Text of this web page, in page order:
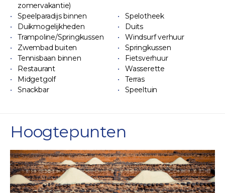
zomervakantie)
Speelparadijs binnen
Spelotheek
Duikmogelijkheden
Duits
Trampoline/Springkussen
Windsurf verhuur
Zwembad buiten
Springkussen
Tennisbaan binnen
Fietsverhuur
Restaurant
Wasserette
Midgetgolf
Terras
Snackbar
Speeltuin
Hoogtepunten